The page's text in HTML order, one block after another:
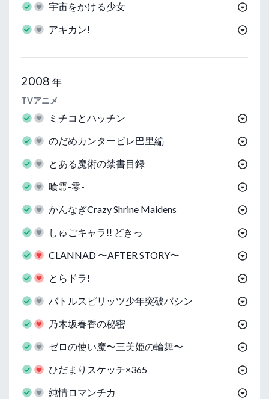
宇宙をかける少女
アキカン!
2008 年
TVアニメ
ミチコとハッチン
のだめカンタービレ巴里編
とある魔術の禁書目録
喰霊-零-
かんなぎCrazy Shrine Maidens
しゅごキャラ!! どきっ
CLANNAD 〜AFTER STORY〜
とらドラ!
バトルスピリッツ少年突破バシン
乃木坂春香の秘密
ゼロの使い魔〜三美姫の輪舞〜
ひだまりスケッチ×365
純情ロマンチカ